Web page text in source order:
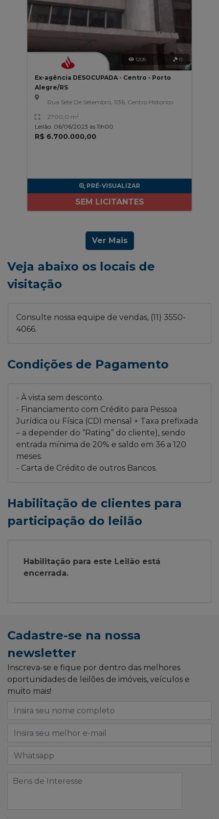
1205 0
Ex-agência DESOCUPADA - Centro - Porto
Alegre/RS
Rua Sete De Setembro, 1136, Centro Historico
2700,0 m²
Leilão: 06/06/2023 às 11h00
R$ 6.700.000,00
PRÉ-VISUALIZAR
SEM LICITANTES
Ver Mais
Veja abaixo os locais de
visitação
Consulte nossa equipe de vendas, (11) 3550-
4066.
Condições de Pagamento
- À vista sem desconto.
- Financiamento com Crédito para Pessoa
Jurídica ou Física (CDI mensal + Taxa prefixada
– a depender do “Rating” do cliente), sendo
entrada mínima de 20% e saldo em 36 a 120
meses.
- Carta de Crédito de outros Bancos.
Habilitação de clientes para
participação do leilão
Habilitação para este Leilão está
encerrada.
Cadastre-se na nossa
newsletter
Inscreva-se e fique por dentro das melhores
oportunidades de leilões de imóveis, veículos e
muito mais!